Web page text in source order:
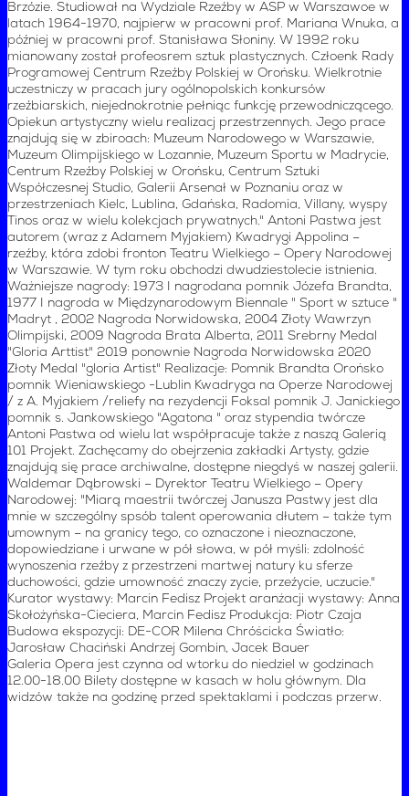
Brzózie. Studiował na Wydziale Rzeźby w ASP w Warszawoe w
latach 1964-1970, najpierw w pracowni prof. Mariana Wnuka, a
później w pracowni prof. Stanisława Słoniny. W 1992 roku
mianowany został profeosrem sztuk plastycznych. Człoenk Rady
Programowej Centrum Rzeźby Polskiej w Orońsku. Wielkrotnie
uczestniczy w pracach jury ogólnopolskich konkursów
rzeźbiarskich, niejednokrotnie pełniąc funkcję przewodniczącego.
Opiekun artystyczny wielu realizacj przestrzennych. Jego prace
znajdują się w zbiroach: Muzeum Narodowego w Warszawie,
Muzeum Olimpijskiego w Lozannie, Muzeum Sportu w Madrycie,
Centrum Rzeźby Polskiej w Orońsku, Centrum Sztuki
Współczesnej Studio, Galerii Arsenał w Poznaniu oraz w
przestrzeniach Kielc, Lublina, Gdańska, Radomia, Villany, wyspy
Tinos oraz w wielu kolekcjach prywatnych." Antoni Pastwa jest
autorem (wraz z Adamem Myjakiem) Kwadrygi Appolina –
rzeźby, która zdobi fronton Teatru Wielkiego – Opery Narodowej
w Warszawie. W tym roku obchodzi dwudziestolecie istnienia.
Ważniejsze nagrody: 1973 I nagrodana pomnik Józefa Brandta,
1977 I nagroda w Międzynarodowym Biennale " Sport w sztuce "
Madryt , 2002 Nagroda Norwidowska, 2004 Złoty Wawrzyn
Olimpijski, 2009 Nagroda Brata Alberta, 2011 Srebrny Medal
"Gloria Arttist" 2019 ponownie Nagroda Norwidowska 2020
Złoty Medal "gloria Artist" Realizacje: Pomnik Brandta Orońsko
pomnik Wieniawskiego -Lublin Kwadryga na Operze Narodowej
/ z A. Myjakiem /reliefy na rezydencji Foksal pomnik J. Janickiego
pomnik s. Jankowskiego "Agatona " oraz stypendia twórcze
Antoni Pastwa od wielu lat współpracuje także z naszą Galerią
101 Projekt. Zachęcamy do obejrzenia zakładki Artysty, gdzie
znajdują się prace archiwalne, dostępne niegdyś w naszej galerii.
Waldemar Dąbrowski – Dyrektor Teatru Wielkiego – Opery
Narodowej: "Miarą maestrii twórczej Janusza Pastwy jest dla
mnie w szczególny spsób talent operowania dłutem – także tym
umownym – na granicy tego, co oznaczone i nieoznaczone,
dopowiedziane i urwane w pół słowa, w pół myśli: zdolność
wynoszenia rzeźby z przestrzeni martwej natury ku sferze
duchowości, gdzie umowność znaczy zycie, przeźycie, uczucie."
Kurator wystawy: Marcin Fedisz Projekt aranżacji wystawy: Anna
Skołożyńska-Cieciera, Marcin Fedisz Produkcja: Piotr Czaja
Budowa ekspozycji: DE-COR Milena Chróścicka Światło:
Jarosław Chaciński Andrzej Gombin, Jacek Bauer
Galeria Opera jest czynna od wtorku do niedziel w godzinach
12.00-18.00 Bilety dostępne w kasach w holu głównym. Dla
widzów także na godzinę przed spektaklami i podczas przerw.